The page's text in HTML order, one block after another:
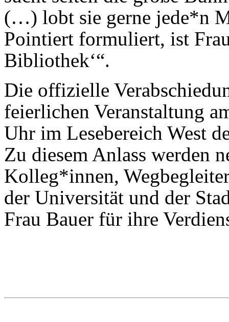
(…) lobt sie gerne jede*n
Pointiert formuliert, ist
Bibliothek‘“.
Die offizielle
feierlichen Veranstaltung
Uhr im Lesebereich West
Zu diesem Anlass werden
Kolleg*innen,
der Universität und der
Frau Bauer für ihre